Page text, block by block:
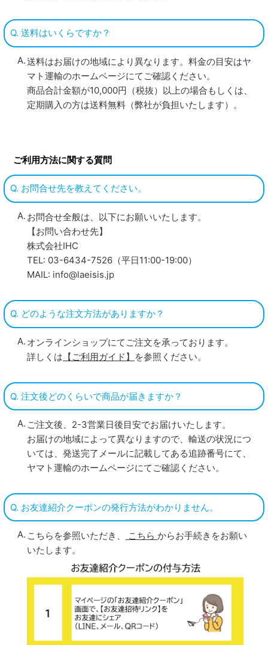
Q. 送料はいくらですか？
送料はお届けの地域により異なります。料金の目安はヤ
マト運輸のホームページにてご確認ください。
商品合計金額が10,000円（税抜）以上の場合もしくは、
定期購入の方は送料無料（弊社が負担いたします）。
ご利用方法に関する質問
Q. お問合せ先を教えてください。
お問合せ全般は、以下にお願いいたします。
【お問い合わせ先】
株式会社IHC
TEL: 03-6434-7526（平日11:00-19:00）
MAIL: info@laeisis.jp
Q. どのような注文方法がありますか？
オンラインショップにてご注文を承っております。
詳しくは 【ご利用ガイド】 を参照ください。
Q. 注文後どのくらいで商品が届きますか？
ご注文後、2-3営業日後目安でお届けいたします。
お届けの地域によって異なりますので、輸送の状況につ
いては、発送完了メールに記載してある追跡番号にて、
ヤマト運輸のホームページにてご確認ください。
Q. お友達紹介クーポンの発行方法がわかりません。
こちらを参照いただき、 こちら からお手続きをお願い
いたします。